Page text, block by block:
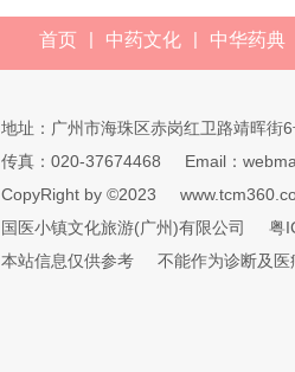
首页 | 中药文化 | 中华药典
地址：广州市海珠区赤岗红卫路靖晖街
传真：020-37674468
Email：
CopyRight by ©2023
国医小镇文化旅游(广州)有限公司
粤
本站信息仅供参考
不能作为诊断及医